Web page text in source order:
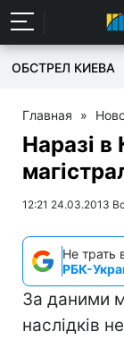
ОБСТРЕЛ КИЕВА
Главная »
Наразі в
12:21 24.03.2013 Вс
Не трать
РБК-
За даними
наслідків